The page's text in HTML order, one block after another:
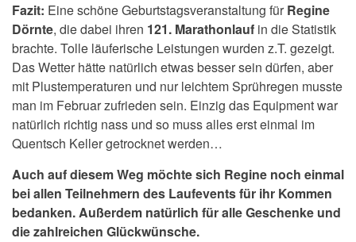
Fazit: Eine schöne Geburtstagsveranstaltung fürRegine
Dörnte, die dabei ihren 121. Marathonlauf in die Statistik
brachte. Tolle läuferische Leistungen wurden z.T. gezeigt.
Das Wetter hätte natürlich etwas besser sein dürfen, aber
mit Plustemperaturen und nur leichtem Sprühregen musste
man im Februar zufrieden sein. Einzig das Equipment war
natürlich richtig nass und so muss alles erst einmal im
Quentsch Keller getrocknet werden…
Auch auf diesem Weg möchte sich Regine noch einmal
bei allen Teilnehmern des Laufevents für ihr Kommen
bedanken. Außerdem natürlich für alle Geschenke und
die zahlreichen Glückwünsche.